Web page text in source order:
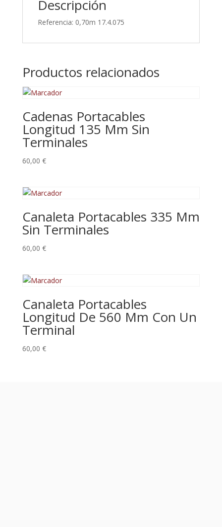
Descripción
Referencia: 0,70m 17.4.075
Productos relacionados
Cadenas Portacables
Longitud 135 Mm Sin
Terminales
60,00 €
Canaleta Portacables 335 Mm
Sin Terminales
60,00 €
Canaleta Portacables
Longitud De 560 Mm Con Un
Terminal
60,00 €